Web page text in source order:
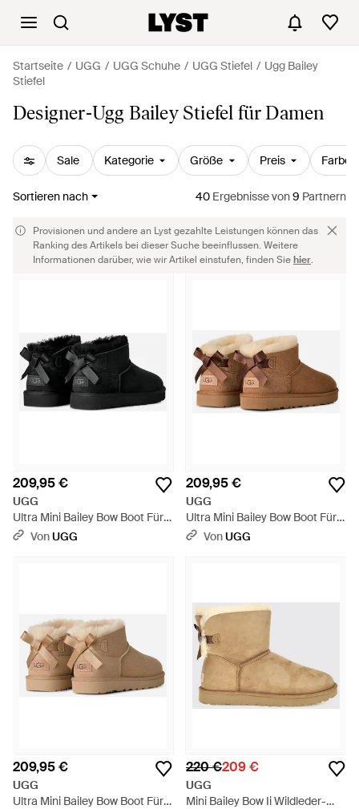
Startseite UGG UGG Schuhe UGG Stiefel
Ugg Bailey
Stiefel
Designer-Ugg Bailey Stiefel für Damen
Sale Kategorie Größe Preis Farbe
Sortieren nach 40 Ergebnissevon9 Partnern
Provisionen und andere an Lyst gezahlte Leistungen können das
Ranking des Artikels bei dieser Suche beeinflussen. Weitere
Informationen darüber, wie wir Artikel einstufen, finden Siehier.
209,95 €
UGG
Ultra Mini Bailey Bow Boot Für
Damen - Schwarz
VonUGG
209,95 €
UGG
Ultra Mini Bailey Bow Boot Für
Damen - Schwarz
VonUGG
209,95 €
UGG
Ultra Mini Bailey Bow Boot Für
220 €209 €
UGG
Mini Bailey Bow Ii Wildleder-